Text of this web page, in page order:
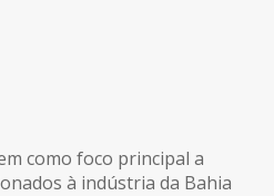
como foco principal a
à indústria da Bahia